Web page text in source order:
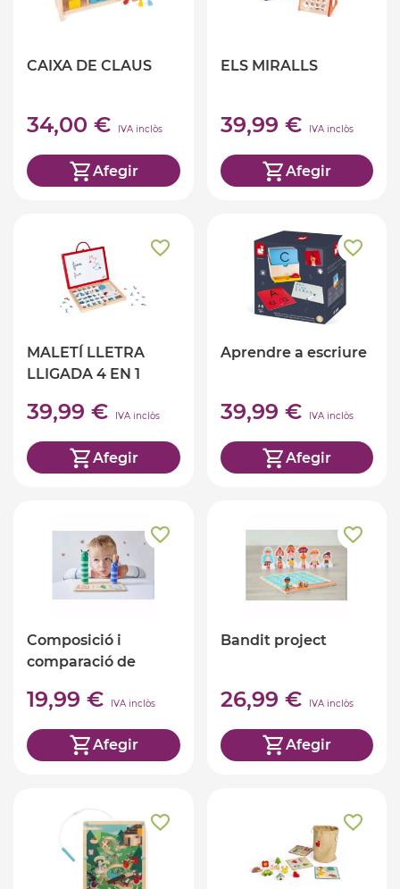
CAIXA DE CLAUS
34,00 € IVA inclòs
Afegir
ELS MIRALLS
39,99 € IVA inclòs
Afegir
MALETÍ LLETRA
LLIGADA 4 EN 1
39,99 € IVA inclòs
Afegir
Aprendre a escriure
39,99 € IVA inclòs
Afegir
Composició i
comparació de
19,99 € IVA inclòs
Afegir
Bandit project
26,99 € IVA inclòs
Afegir